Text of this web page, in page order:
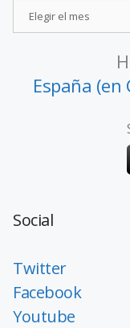
España
Social
Twitter
Facebook
Youtube